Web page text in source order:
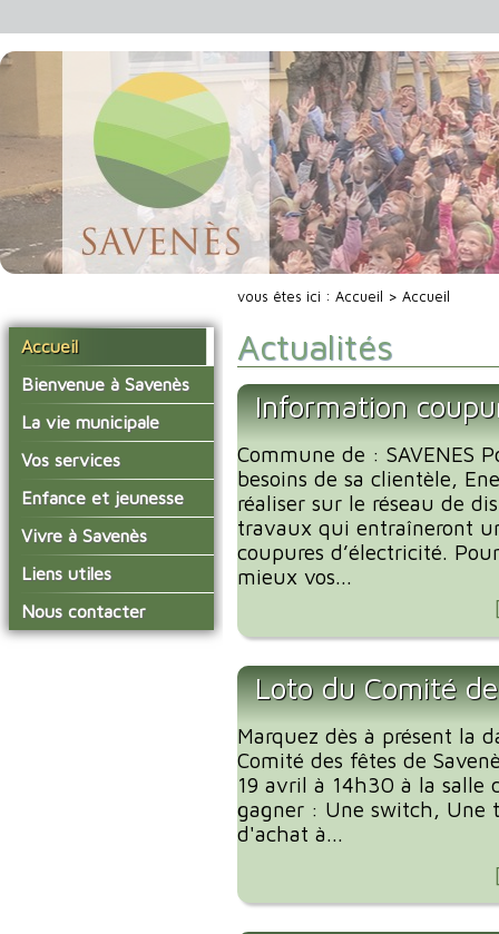
Accueil
Bienvenue à Savenès
Situer Savenès
Savenès en chiffre
L'histoire du village
Actualités de Savenès
sur ladepeche.fr
La vie municipale
Vos élus
Les compte-rendus du
conseil municipal
Les commissions
Les diverses
délégations/syndicats
L'urbanisme
Vos services
La mairie
Le service technique
Les services de l'école
Les installations
municipales
La collecte des ordures
Enfance et jeunesse
L'école primaire
La garderie et la cantine
Le temps périscolaire
La petite enfance
Vivre à Savenès
Agenda Salle des Fetes
Liens utiles
Communauté de
Communes Grand Sud
Tarn et Garonne
Nous contacter
vous êtes ici : Accueil > Accueil
Actualités
Information
Commune de : SAVENES
besoins de sa clientèle,
réaliser sur le réseau de
travaux qui entraîneront
coupures d’électricité.
mieux vos...
Loto du Comité
Marquez dès à présent la
Comité des fêtes de
19 avril à 14h30 à la salle
gagner : Une switch, Une
d'achat à...